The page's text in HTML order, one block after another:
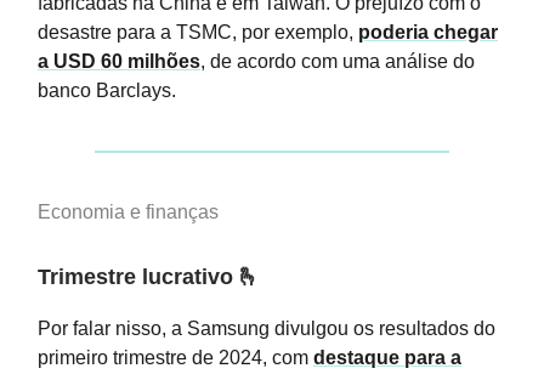
desastre para a TSMC, por exemplo, poderia chegar
a USD 60 milhões, de acordo com uma análise do
banco Barclays.
Economia e finanças
Trimestre lucrativo 🫰
Por falar nisso, a Samsung divulgou os resultados do
primeiro trimestre de 2024, com destaque para a